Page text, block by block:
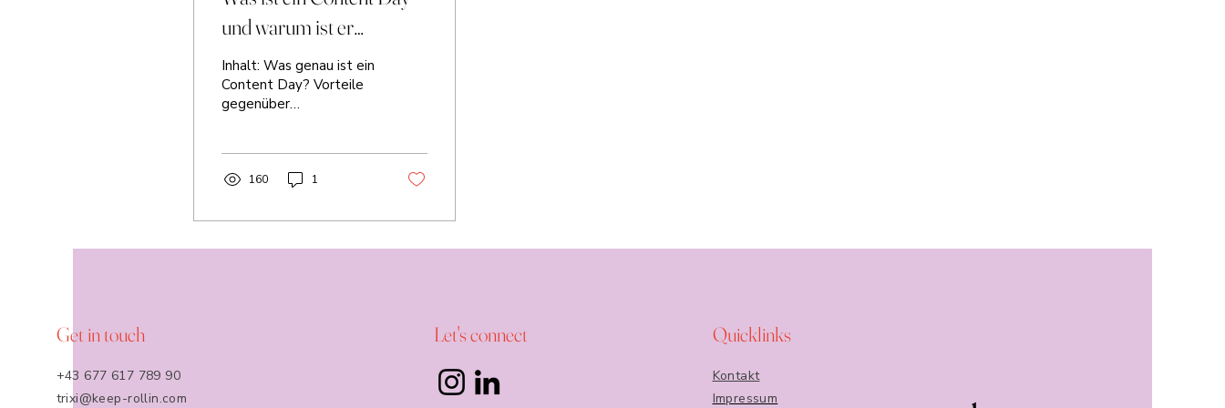
und warum ist er
effizienter als
Einzelshootings?
Inhalt: Was genau ist ein
Content Day? Vorteile
gegenüber
besonders...
160 1
Get in touch
+43 677 617 789 90
trixi@keep-rollin.com
Let's connect Quicklinks
Kontakt
Impressum